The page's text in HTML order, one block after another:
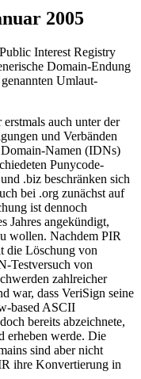
2005
Interest Registry
Domain-Endung
Umlaut-
auch unter der
und Verbänden
Namen (IDNs)
Punycode-
.biz beschränken sich
bei .org zunächst auf
ist dennoch
Jahres angekündigt,
wollen. Nachdem PIR
die Löschung von
Testversuch von
zahlreicher
war, dass VeriSign seine
based ASCII
bereits abzeichnete,
erheben werde. Die
sind aber nicht
ihre Konvertierung in